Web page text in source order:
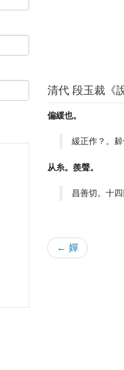
清代 段玉裁《
偏緩也。
緩正作？。繛
从糸。羨聲。
昌善切。十四
← 嬋